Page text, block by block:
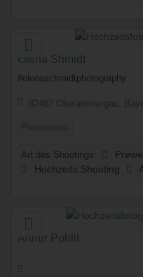
Olena Shmidt
#elenaschmidtphotography
82487 Oberammergau,
Art des Shootings:
Hochzeits Shooting
Arthur Pohlit